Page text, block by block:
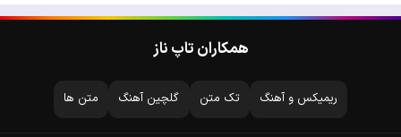
همکاران تاپ ناز
ریمیکس و آهنگ تک متن گلچین آهنگ متن ها